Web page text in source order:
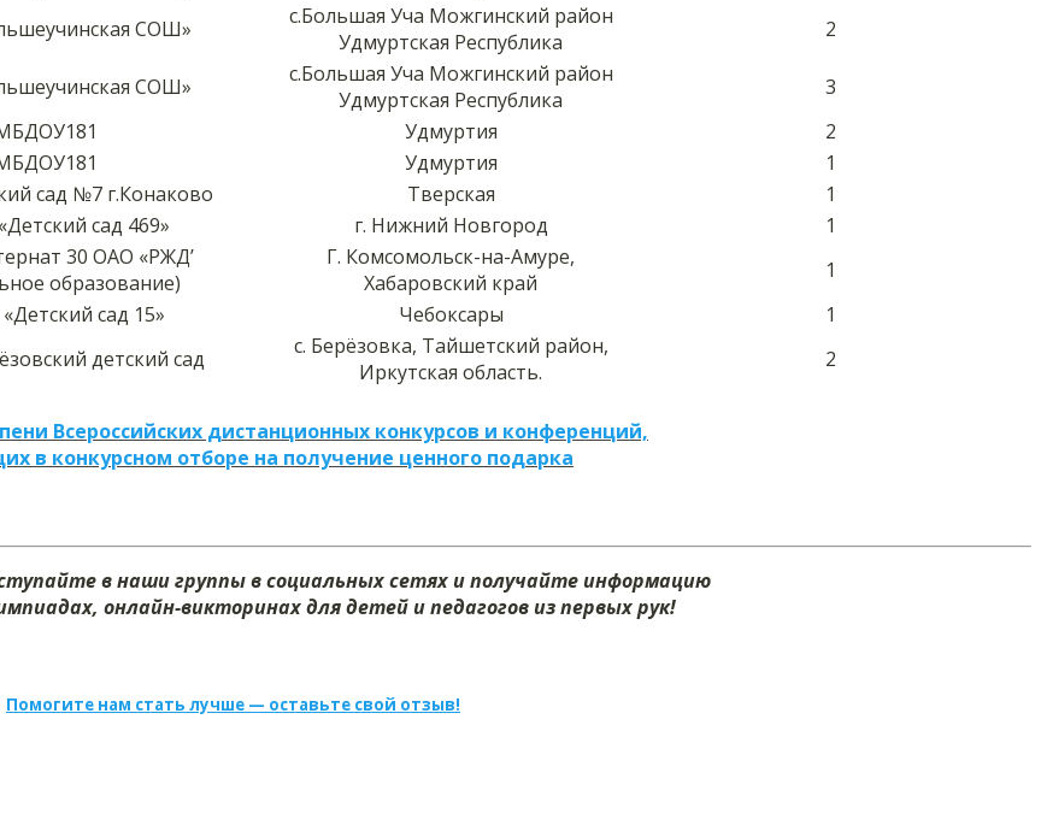
СОШ»
с.Большая Уча Можгинский район
Удмуртская Республика
2
СОШ»
с.Большая Уча Можгинский район
Удмуртская Республика
3
Удмуртия
2
Удмуртия
1
сад №7 г.Конаково Тверская
1
сад 469» г. Нижний Новгород
1
30 ОАО «РЖД’
образование)
Г. Комсомольск-на-Амуре,
Хабаровский край
1
сад 15» Чебоксары
1
детский сад
с. Берёзовка, Тайшетский район,
Иркутская область.
2
Всероссийских дистанционных конкурсов и конференций,
в конкурсном отборе на получение ценного подарка
в наши группы в социальных сетях и получайте информацию
онлайн-викторинах для детей и педагогов из первых рук!
Помогите нам стать лучше — оставьте свой отзыв!